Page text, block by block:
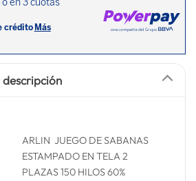
ARLIN JUEGO DE SABANAS
ESTAMPADO EN TELA 2
PLAZAS 150 HILOS 60%